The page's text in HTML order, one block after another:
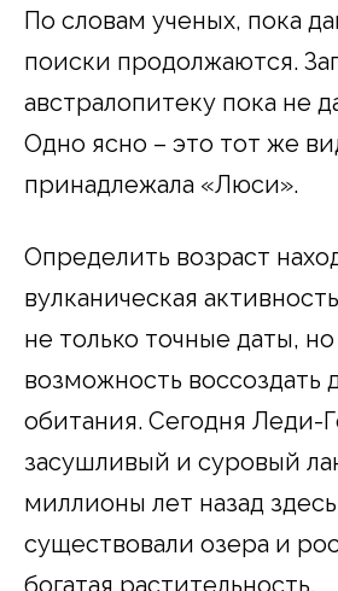
По словам ученых, пока
поиски продолжаются.
австралопитеку пока не
Одно ясно – это тот же
принадлежала «Люси».
Определить возраст
вулканическая
не только точные даты,
возможность
обитания. Сегодня Леди-
засушливый и суровый
миллионы лет назад
существовали озера и